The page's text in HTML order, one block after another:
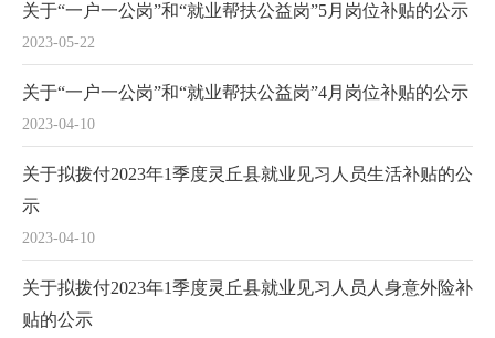
2023-05-22
关于“一户一公岗”和“就业帮扶公益岗”5月岗位补贴的公示
2023-04-10
关于“一户一公岗”和“就业帮扶公益岗”4月岗位补贴的公示
2023-04-10
关于拟拨付2023年1季度灵丘县就业见习人员生活补贴的公
示
关于拟拨付2023年1季度灵丘县就业见习人员人身意外险补
贴的公示